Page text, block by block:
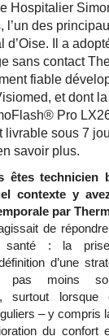
Hospitalier
l’un des
d’Oise. Il a
sans contact
fiable
et dont
Pro
livrable sous 7
savoir plus.
êtes technicien
contexte y
par
de
santé : la
d’une
pas moins
surtout
– y compris
du confort